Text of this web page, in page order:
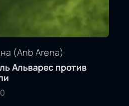
(Anb Arena)
Альварес против